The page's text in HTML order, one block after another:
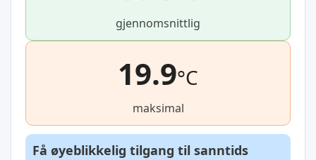
gjennomsnittlig
19.9°C
maksimal
Få øyeblikkelig tilgang til sanntids